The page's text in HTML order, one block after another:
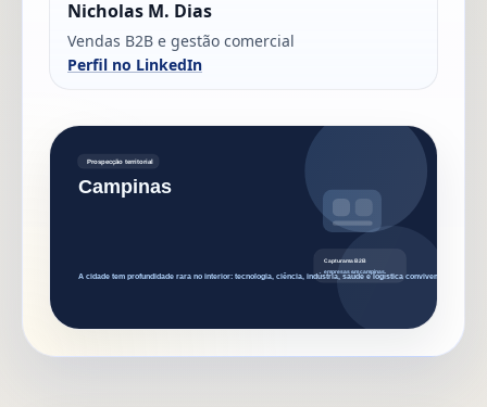
Nicholas M. Dias
Vendas B2B e gestão comercial
Perfil no LinkedIn